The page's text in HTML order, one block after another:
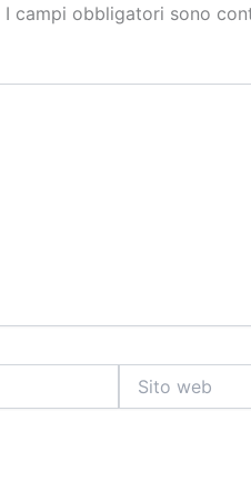
I campi obbligatori sono
web